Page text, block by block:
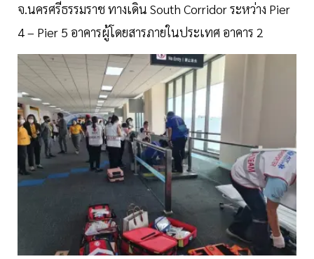
จ.นครศรีธรรมราช ทางเดิน South Corridor ระหว่าง Pier
4 – Pier 5 อาคารผู้โดยสารภายในประเทศ อาคาร 2